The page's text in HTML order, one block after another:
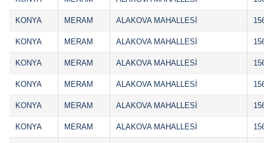
KONYA MERAM ALAKOVA MAHALLESİ
KONYA MERAM ALAKOVA MAHALLESİ
KONYA MERAM ALAKOVA MAHALLESİ
KONYA MERAM ALAKOVA MAHALLESİ
KONYA MERAM ALAKOVA MAHALLESİ
KONYA MERAM ALAKOVA MAHALLESİ